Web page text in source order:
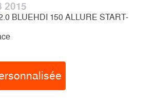
2015
BLUEHDI 150 ALLURE START-